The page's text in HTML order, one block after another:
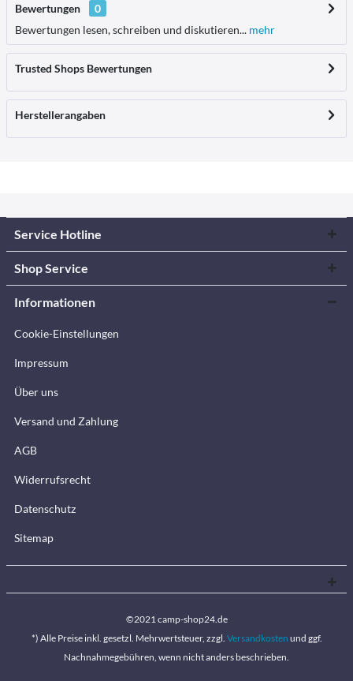
Bewertungen
0
Bewertungen lesen, schreiben und diskutieren... mehr
Trusted Shops Bewertungen
Herstellerangaben
Service Hotline
Shop Service
Informationen
Cookie-Einstellungen
Impressum
Über uns
Versand und Zahlung
AGB
Widerrufsrecht
Datenschutz
Sitemap
©2021 camp-shop24.de
*) Alle Preise inkl. gesetzl. Mehrwertsteuer, zzgl. Versandkosten und ggf.
Nachnahmegebühren, wenn nicht anders beschrieben.